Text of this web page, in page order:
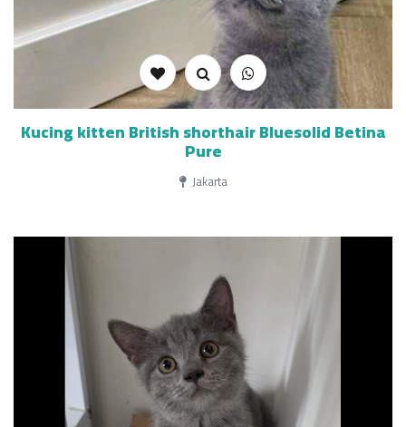
Kucing kitten British shorthair Bluesolid Betina
Pure
Jakarta